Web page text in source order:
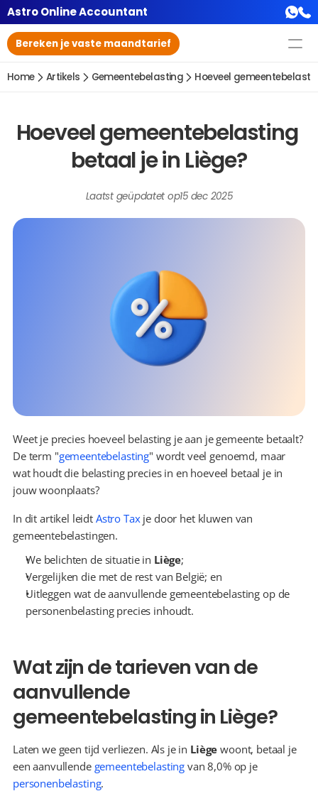
Astro Online Accountant
Bereken je vaste maandtarief
Home Artikels Gemeentebelasting Hoeveel
Hoeveel gemeentebelasting
betaal je in Liège?
Laatst geüpdatet op15 dec 2025
Weet je precies hoeveel belasting je aan je gemeente betaalt?
De term "gemeentebelasting" wordt veel genoemd, maar
wat houdt die belasting precies in en hoeveel betaal je in
jouw woonplaats?
In dit artikel leidt Astro Tax je door het kluwen van
gemeentebelastingen.
We belichten de situatie in Liège;
Vergelijken die met de rest van België; en
Uitleggen wat de aanvullende gemeentebelasting op de
personenbelasting precies inhoudt.
Wat zijn de tarieven van de
aanvullende
gemeentebelasting in Liège?
Laten we geen tijd verliezen. Als je in Liège woont, betaal je
een aanvullende gemeentebelasting
van 8,0% op je
personenbelasting.